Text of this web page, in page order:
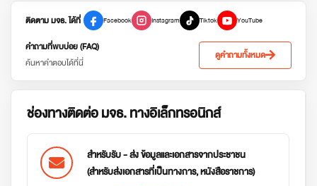
ติดตาม มจธ. ได้ที่ Facebook Instagram Tiktok YouTube
คำถามที่พบบ่อย (FAQ)
ค้นหาคำตอบได้ที่นี่
ดูคำถามทั้งหมด
ช่องทางติดต่อ มจธ. ทางอิเล็กทรอนิกส์
สำหรับรับ - ส่ง ข้อมูลและเอกสารจากประชาชน
(สำหรับส่งเอกสารที่เป็นทางการ, หนังสือราชการ)